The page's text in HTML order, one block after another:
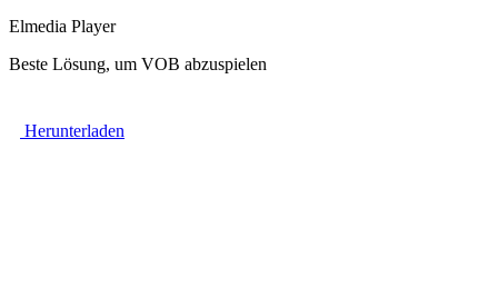
Elmedia Player
Beste Lösung, um VOB abzuspielen
Herunterladen